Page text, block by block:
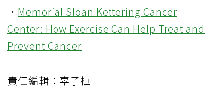
． Memorial Sloan Kettering Cancer
Center: How Exercise Can Help Treat and
Prevent Cancer
責任編輯：辜子桓